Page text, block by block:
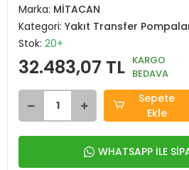
Marka: MİTACAN
Kategori: Yakıt Transfer
Stok: 20+
32.483,07 TL KARGO
BEDAVA
Sepete
Ekle
WHATSAPP İLE